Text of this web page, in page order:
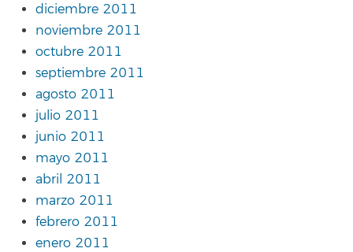
diciembre 2011
noviembre 2011
octubre 2011
septiembre 2011
agosto 2011
julio 2011
junio 2011
mayo 2011
abril 2011
marzo 2011
febrero 2011
enero 2011